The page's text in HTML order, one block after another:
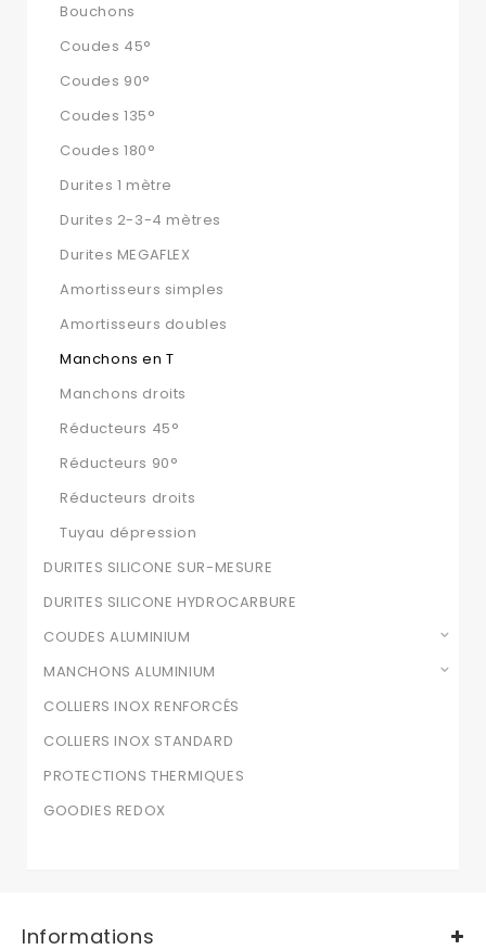
Bouchons
Coudes 45°
Coudes 90°
Coudes 135°
Coudes 180°
Durites 1 mètre
Durites 2-3-4 mètres
Durites MEGAFLEX
Amortisseurs simples
Amortisseurs doubles
Manchons en T
Manchons droits
Réducteurs 45°
Réducteurs 90°
Réducteurs droits
Tuyau dépression
DURITES SILICONE SUR-MESURE
DURITES SILICONE HYDROCARBURE
COUDES ALUMINIUM
MANCHONS ALUMINIUM
COLLIERS INOX RENFORCÉS
COLLIERS INOX STANDARD
PROTECTIONS THERMIQUES
GOODIES REDOX
Informations